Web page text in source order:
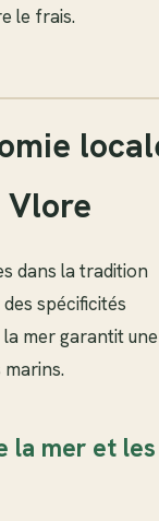
le frais.
Vlore
dans la tradition
spécificités
mer garantit une
la mer et les